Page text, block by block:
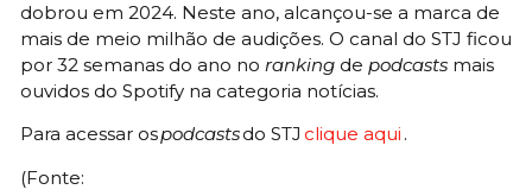
dobrou em 2024. Neste ano, alcançou-se a marca de
mais de meio milhão de audições. O canal do STJ ficou
por 32 semanas do ano no ranking de podcasts mais
ouvidos do Spotify na categoria notícias.
Para acessar ospodcastsdo STJ clique aqui .
(Fonte: